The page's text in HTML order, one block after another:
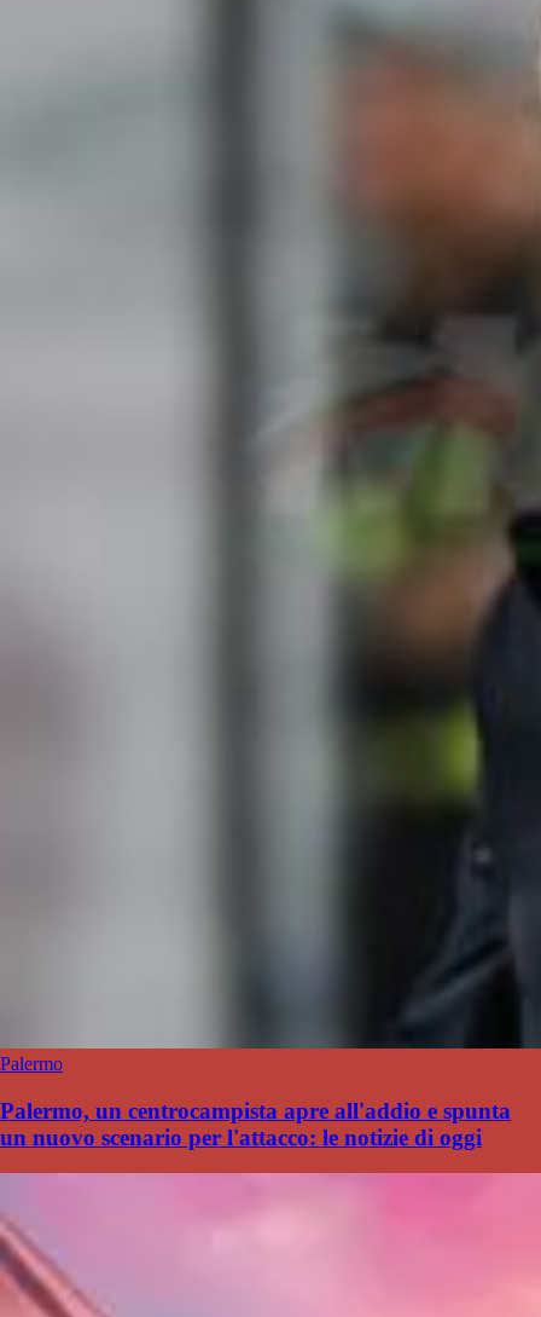
Palermo
Palermo, un centrocampista apre all'addio e spunta
un nuovo scenario per l'attacco: le notizie di oggi